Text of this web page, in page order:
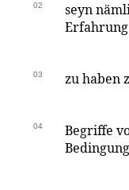
02
seyn
Erfahrung
03 zu haben
04 Begriffe